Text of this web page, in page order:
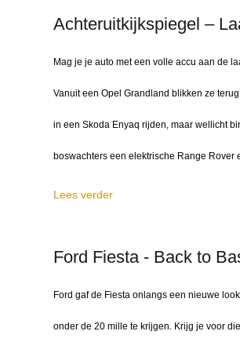
Achteruitkijkspiegel –
Mag je je auto met een volle accu aan de
Vanuit een Opel Grandland blikken ze
in een Skoda Enyaq rijden, maar wellicht
boswachters een elektrische Range
Lees verder
Ford Fiesta - Back to
Ford gaf de Fiesta onlangs een nieuwe
onder de 20 mille te krijgen. Krijg je voor